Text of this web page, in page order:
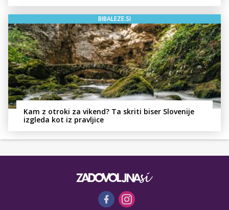
BIBALEZE.SI
Kam z otroki za vikend? Ta skriti biser Slovenije
izgleda kot iz pravljice